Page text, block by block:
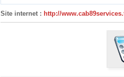
Site internet : http://